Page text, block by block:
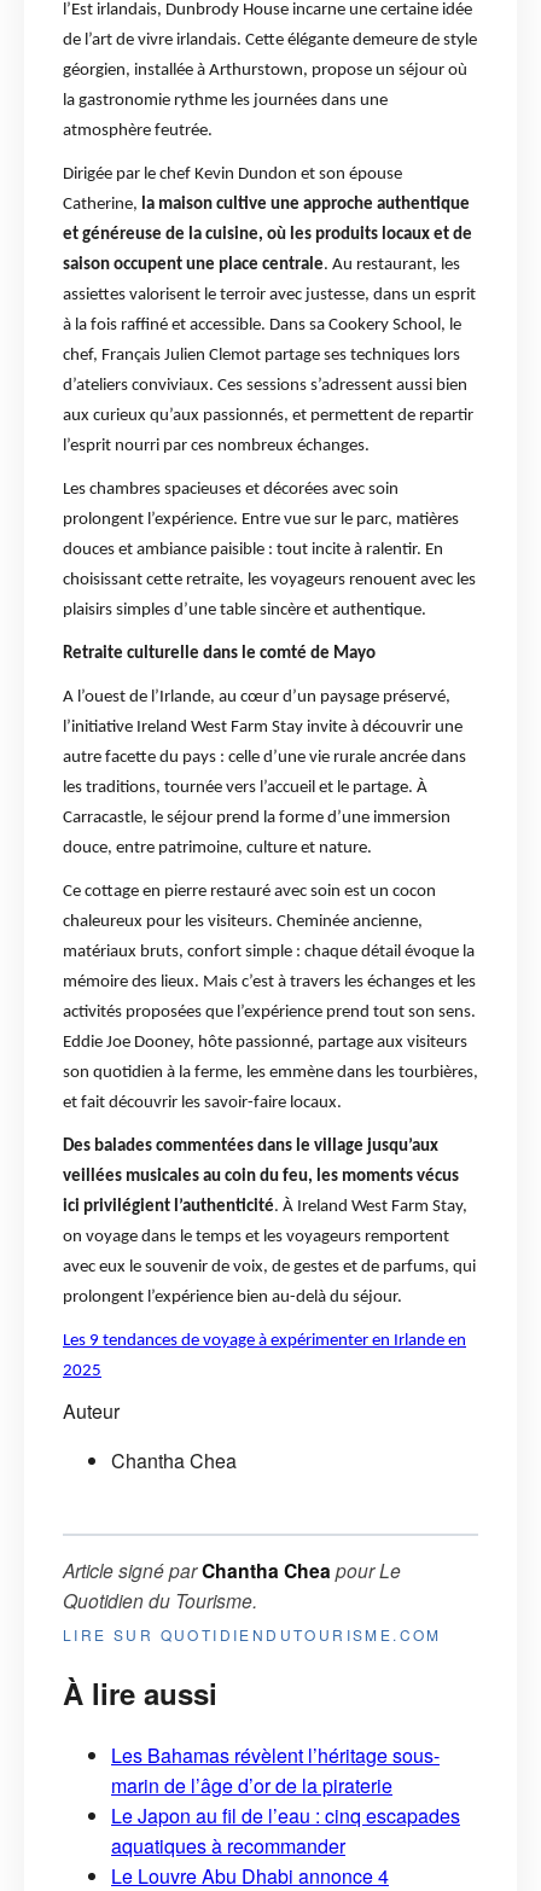
l’Est irlandais, Dunbrody House incarne une certaine idée
de l’art de vivre irlandais. Cette élégante demeure de style
géorgien, installée à Arthurstown, propose un séjour où
la gastronomie rythme les journées dans une
atmosphère feutrée.
Dirigée par le chef Kevin Dundon et son épouse
Catherine, la maison cultive une approche authentique
et généreuse de la cuisine, où les produits locaux et de
saison occupent une place centrale. Au restaurant, les
assiettes valorisent le terroir avec justesse, dans un esprit
à la fois raffiné et accessible. Dans sa Cookery School, le
chef, Français Julien Clemot partage ses techniques lors
d’ateliers conviviaux. Ces sessions s’adressent aussi bien
aux curieux qu’aux passionnés, et permettent de repartir
l’esprit nourri par ces nombreux échanges.
Les chambres spacieuses et décorées avec soin
prolongent l’expérience. Entre vue sur le parc, matières
douces et ambiance paisible : tout incite à ralentir. En
choisissant cette retraite, les voyageurs renouent avec les
plaisirs simples d’une table sincère et authentique.
Retraite culturelle dans le comté de Mayo
A l’ouest de l’Irlande, au cœur d’un paysage préservé,
l’initiative Ireland West Farm Stay invite à découvrir une
autre facette du pays : celle d’une vie rurale ancrée dans
les traditions, tournée vers l’accueil et le partage. À
Carracastle, le séjour prend la forme d’une immersion
douce, entre patrimoine, culture et nature.
Ce cottage en pierre restauré avec soin est un cocon
chaleureux pour les visiteurs. Cheminée ancienne,
matériaux bruts, confort simple : chaque détail évoque la
mémoire des lieux. Mais c’est à travers les échanges et les
activités proposées que l’expérience prend tout son sens.
Eddie Joe Dooney, hôte passionné, partage aux visiteurs
son quotidien à la ferme, les emmène dans les tourbières,
et fait découvrir les savoir-faire locaux.
Des balades commentées dans le village jusqu’aux
veillées musicales au coin du feu, les moments vécus
ici privilégient l’authenticité. À Ireland West Farm Stay,
on voyage dans le temps et les voyageurs remportent
avec eux le souvenir de voix, de gestes et de parfums, qui
prolongent l’expérience bien au-delà du séjour.
Les 9 tendances de voyage à expérimenter en Irlande en
2025
Auteur
Chantha Chea
Article signé parChantha Chea pourLe
Quotidien du Tourisme.
LIRE SUR QUOTIDIENDUTOURISME.COM
À lire aussi
Les Bahamas révèlent l’héritage sous-
marin de l’âge d’or de la piraterie
Le Japon au fil de l’eau : cinq escapades
aquatiques à recommander
Le Louvre Abu Dhabi annonce 4